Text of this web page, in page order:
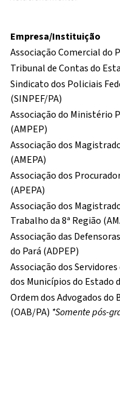
Empresa/Instituição
Associação Comercial do
Tribunal de Contas do
Sindicato dos Policiais
(SINPEF/PA)
Associação do Ministério
(AMPEP)
Associação dos
(AMEPA)
Associação dos
(APEPA)
Associação dos
Trabalho da 8ª Região
Associação das
do Pará (ADPEP)
Associação dos
dos Municípios do Estado
Ordem dos Advogados do
(OAB/PA) *Somente pós-